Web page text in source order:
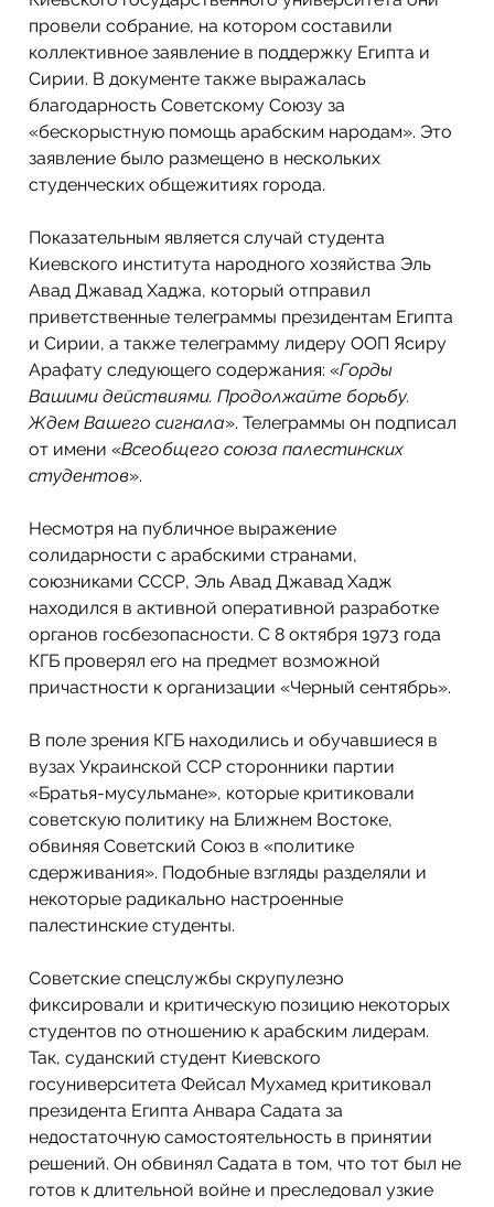
провели собрание, на котором составили
коллективное заявление в поддержку Египта и
Сирии. В документе также выражалась
благодарность Советскому Союзу за
«бескорыстную помощь арабским народам». Это
заявление было размещено в нескольких
студенческих общежитиях города.
Показательным является случай студента
Киевского института народного хозяйства Эль
Авад Джавад Хаджа, который отправил
приветственные телеграммы президентам Египта
и Сирии, а также телеграмму лидеру ООП Ясиру
Арафату следующего содержания: «Горды
Вашими действиями. Продолжайте борьбу.
Ждем Вашего сигнала». Телеграммы он подписал
от имени «Всеобщего союза палестинских
студентов».
Несмотря на публичное выражение
солидарности с арабскими странами,
союзниками СССР, Эль Авад Джавад Хадж
находился в активной оперативной разработке
органов госбезопасности. С 8 октября 1973 года
КГБ проверял его на предмет возможной
причастности к организации «Черный сентябрь».
В поле зрения КГБ находились и обучавшиеся в
вузах Украинской ССР сторонники партии
«Братья-мусульмане», которые критиковали
советскую политику на Ближнем Востоке,
обвиняя Советский Союз в «политике
сдерживания». Подобные взгляды разделяли и
некоторые радикально настроенные
палестинские студенты.
Советские спецслужбы скрупулезно
фиксировали и критическую позицию некоторых
студентов по отношению к арабским лидерам.
Так, суданский студент Киевского
госуниверситета Фейсал Мухамед критиковал
президента Египта Анвара Садата за
недостаточную самостоятельность в принятии
решений. Он обвинял Садата в том, что тот был не
готов к длительной войне и преследовал узкие